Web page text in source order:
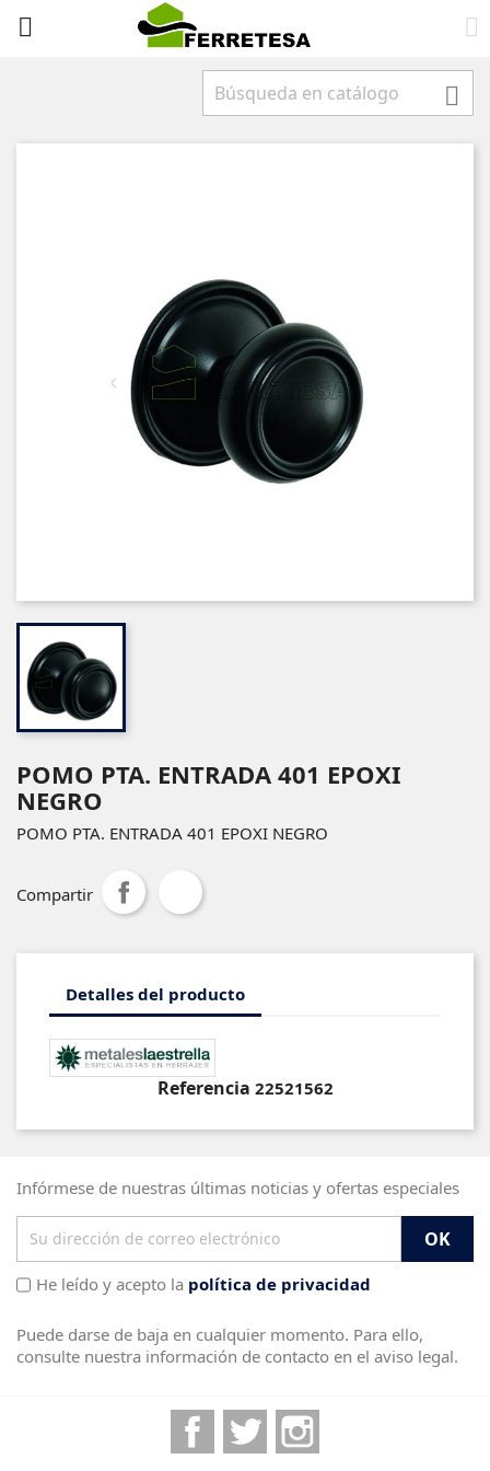
 

POMO PTA. ENTRADA 401 EPOXI
NEGRO
POMO PTA. ENTRADA 401 EPOXI NEGRO
Compartir
Detalles del producto
Referencia 22521562
Infórmese de nuestras últimas noticias y ofertas especiales
He leído y acepto la política de privacidad
Puede darse de baja en cualquier momento. Para ello,
consulte nuestra información de contacto en el aviso legal.
FacebookTwitter